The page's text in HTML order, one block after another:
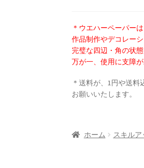
＊ウエハーペーパー
作品制作やデコレー
完璧な四辺・角の状
万が一、使用に支障
＊送料が、1円や送
お願いいたします。
ホーム スキルア